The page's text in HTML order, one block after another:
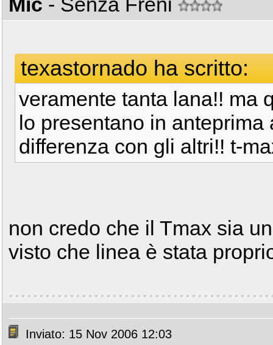
texastornado ha scritto:
veramente tanta lana!! ma
lo presentano in
differenza con gli altri!! t-
non credo che il Tmax sia
visto che linea è stata
Inviato: 15 Nov 2006 12:03